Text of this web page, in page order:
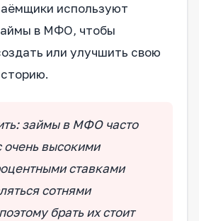
используют
в МФО, чтобы
или улучшить свою
займы в МФО часто
высокими
ставками
сотнями
брать их стоит